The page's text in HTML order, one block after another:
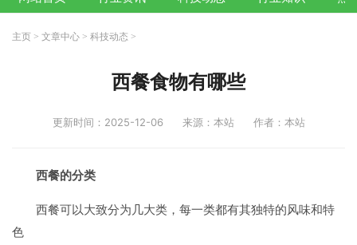
主页 > 文章中心 > 科技动态 >
西餐食物有哪些
更新时间：2025-12-06 来源：本站 作者：本站
西餐的分类
西餐可以大致分为几大类，每一类都有其独特的风味和特
色